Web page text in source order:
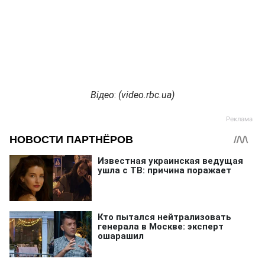
Відео: (video.rbc.ua)